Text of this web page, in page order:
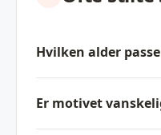
Hvilken alder
Er motivet